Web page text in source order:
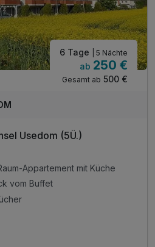
6 Tage | 5 Nächte
ab 250 €
Gesamt ab 500 €
Usedom (5Ü.)
Appartement mit Küche
vom Buffet